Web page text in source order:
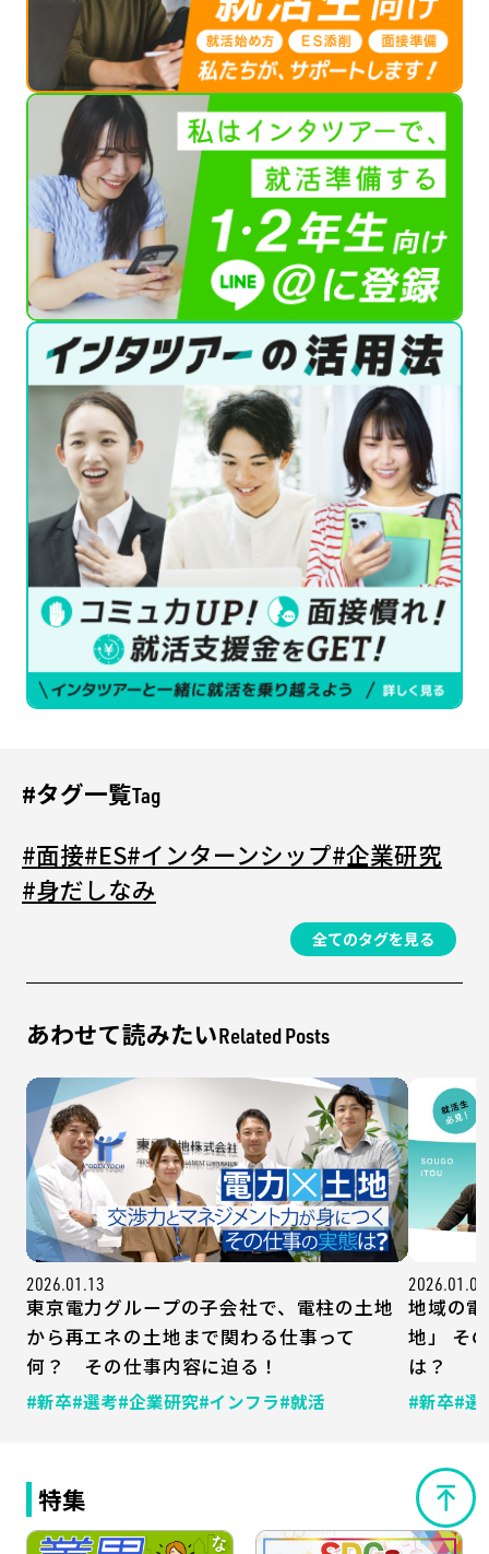
Tag
#タグ一覧
#面接#ES#インターンシップ#企業研究
#身だしなみ
全てのタグを見る
Related Posts
あわせて読みたい
2026.01.13
東京電力グループの子会社で、電柱の土地
から再エネの土地まで関わる仕事って
何？ その仕事内容に迫る！
#新卒#選考#企業研究#インフラ#就活
2026.01.07
地域の
地」 そ
は？
#新卒#選
特集